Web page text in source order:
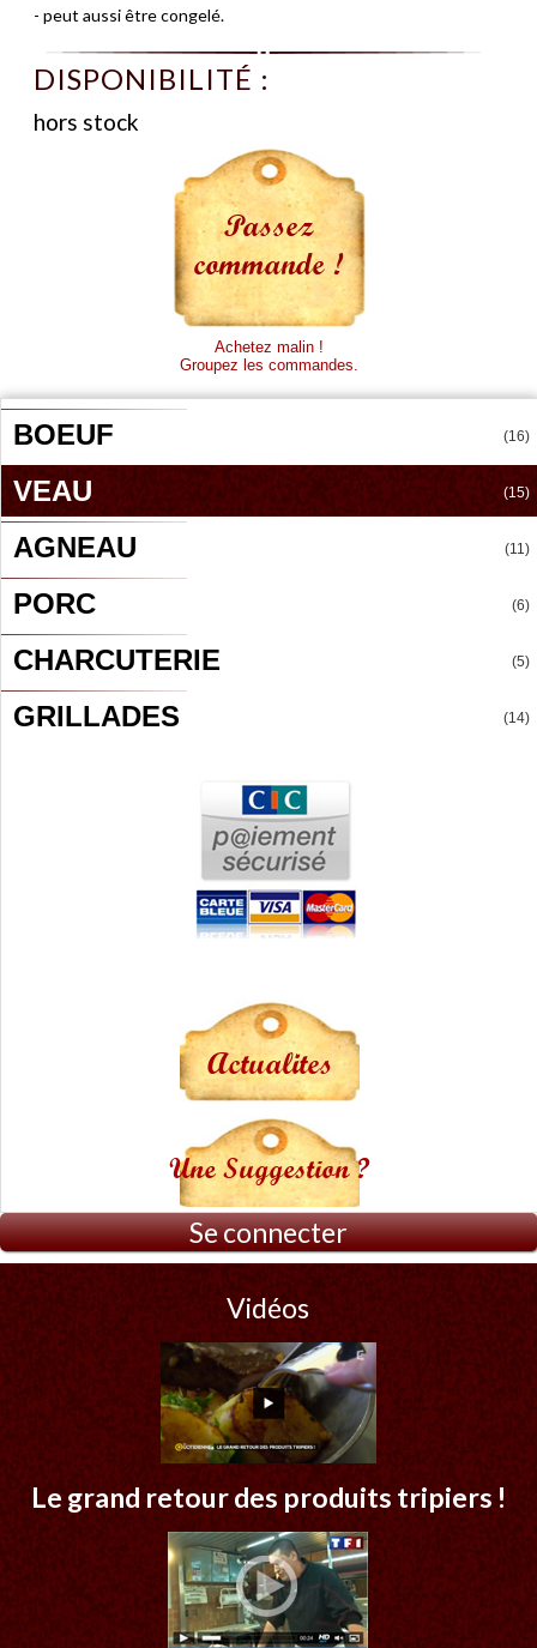
- peut aussi être congelé.
DISPONIBILITÉ :
hors stock
Passez
commande !
Achetez malin !
Groupez les commandes.
BOEUF (16)
VEAU (15)
AGNEAU (11)
PORC (6)
CHARCUTERIE (5)
GRILLADES (14)
Actualites
Une Suggestion ?
Se connecter
Vidéos
Le grand retour des produits tripiers !